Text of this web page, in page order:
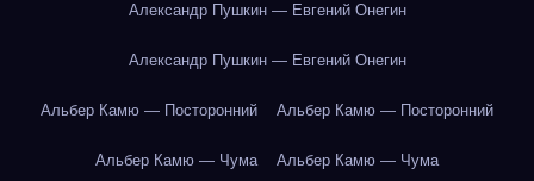
Александр Пушкин — Евгений Онегин
Александр Пушкин — Евгений Онегин
Альбер Камю — Посторонний Альбер Камю — Посторонний
Альбер Камю — Чума Альбер Камю — Чума